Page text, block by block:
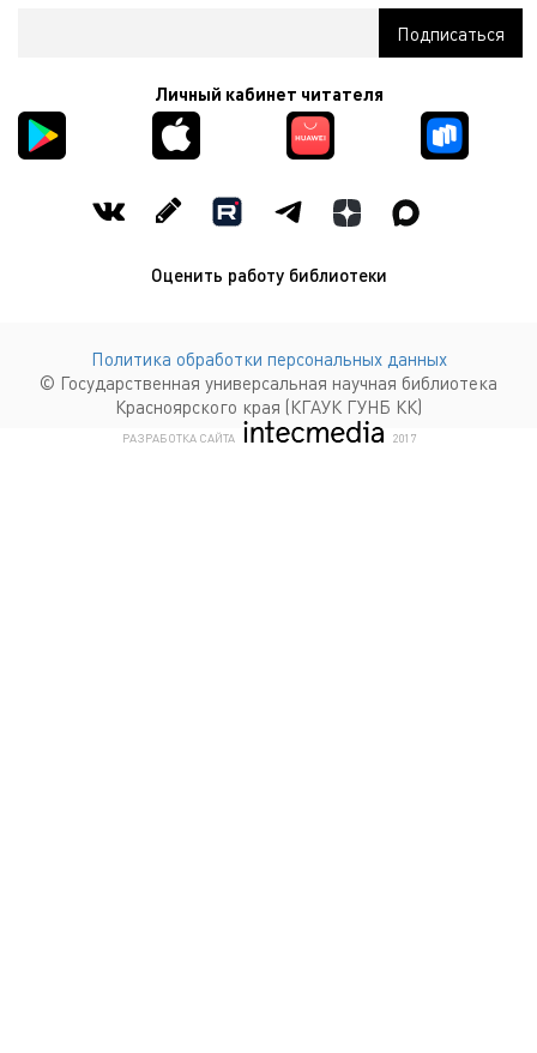
Личный кабинет читателя
Оценить работу библиотеки
Политика обработки персональных данных
© Государственная универсальная научная библиотека
Красноярского края (КГАУК ГУНБ КК)
РАЗРАБОТКА САЙТА КОМПАНИЯ ИНТЕКМЕДИА
2017